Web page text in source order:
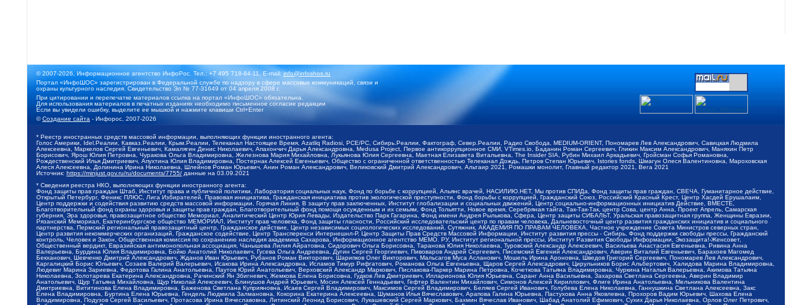
© 2007-2026, Информационное агентство ИнфоРос. Тел.: +7 495 718-84-11, E-mail:info@infoshos.ru
Портал «ИнфоШОС» зарегистрирован в Федеральной службе по надзору в сфере массовых коммуникаций, связи и
охраны культурного наследия. Свидетельство Эл № 77-31649 от 04 апреля 2008 г.
При цитировании и перепечатке материалов ссылка на портал «ИнфоШОС» обязательна.
Для использования материалов в печатных изданиях необходимо письменное согласие редакции
Если вы увидели ошибку, выделите ее мышкой и нажмите клавиши Ctrl+Enter
©Создание сайта - Инфорос, 2007-2026
* Реестр иностранных средств массовой информации, выполняющих функции иностранного агента:
Голос Америки, Idel.Реалии, Кавказ.Реалии, Крым.Реалии, Телеканал Настоящее Время, Azatliq Radiosi, PCE/PC, Сибирь.Реалии, Фактограф, Север.Реалии, Радио Свобода, MEDIUM-ORIENT, Пономарев Лев Александрович, Савицкая Людмила
Алексеевна, Маркелов Сергей Евгеньевич, Камалягин Денис Николаевич, Апахончич Дарья Александровна, Medusa Project, Первое антикоррупционное СМИ, VTimes.io, Баданин Роман Сергеевич, Гликин Максим Александрович, Маняхин Петр
Борисович, Ярош Юлия Петровна, Чуракова Ольга Владимировна, Железнова Мария Михайловна, Лукьянова Юлия Сергеевна, Маетная Елизавета Витальевна, The Insider SIA, Рубин Михаил Аркадьевич, Гройсман Софья Романовна,
Рождественский Илья Дмитриевич, Апухтина Юлия Владимировна, Постернак Алексей Евгеньевич, Общество с ограниченной ответственностью Телеканал Дождь, Петров Степан Юрьевич, Istories fonds, Шмагун Олеся Валентиновна, Мароховская
Алеся Алексеевна, Долинина Ирина Николаевна, Шлейнов Роман Юрьевич, Анин Роман Александрович, Великовский Дмитрий Александрович, Альтаир 2021, Ромашки монолит, Главный редактор 2021, Вега 2021
Источник: https://minjust.gov.ru/ru/documents/7755/ данные на 03.09.2021
* Сведения реестра НКО, выполняющих функции иностранного агента:
Фонд защиты прав граждан Штаб, Институт права и публичной политики, Лаборатория социальных наук, Фонд по борьбе с коррупцией, Альянс врачей, НАСИЛИЮ.НЕТ, Мы против СПИДа, Фонд защиты прав граждан, СВЕЧА, Гуманитарное действие,
Открытый Петербург, Феникс ПЛЮС, Лига Избирателей, Правовая инициатива, Гражданская инициатива против экологической преступности, Фонд борьбы с коррупцией, Гражданский Союз, Российский Красный Крест, Центр Хасдей Ерушалаим,
Центр поддержки и содействия развитию средств массовой информации, Горячая Линия, В защиту прав заключенных, Институт глобализации и социальных движений, Центр социально-информационных инициатив Действие, ВМЕСТЕ,
Благотворительный фонд охраны здоровья и защиты прав граждан, Благотворительный фонд помощи осужденным и их семьям, Фонд Тольятти, Новое время, Серебряная тайга, Так-Так-Так, центр Сова, центр Анна, Проект Апрель, Самарская
губерния, Эра здоровья, правозащитное общество Мемориал, Аналитический Центр Юрия Левады, Издательство Парк Гагарина, Фонд имени Андрея Рылькова, Сфера, Центр защиты СИБАЛЬТ, Уральская правозащитная группа, Женщины Евразии,
Рязанский Мемориал, Екатеринбургское общество МЕМОРИАЛ, Институт прав человека, Фонд защиты гласности, Российский исследовательский центр по правам человека, Дальневосточный центр развития гражданских инициатив и социального
партнерства, Пермский региональный правозащитный центр, Гражданское действие, Центр независимых социологических исследований, Сутяжник, АКАДЕМИЯ ПО ПРАВАМ ЧЕЛОВЕКА, Частное учреждение Совета Министров северных стран,
Центр развития некоммерческих организаций, Гражданское содействие, Центр Трансперенси Интернешнл-Р, Центр Защиты Прав Средств Массовой Информации, Институт развития прессы - Сибирь, Фонд поддержки свободы прессы, Гражданский
контроль, Человек и Закон, Общественная комиссия по сохранению наследия академика Сахарова, Информационное агентство МЕМО. РУ, Институт региональной прессы, Институт Развития Свободы Информации, Экозащита!-Женсовет,
Общественный вердикт, Евразийская антимонопольная ассоциация, Чанышева Лилия Айратовна, Сидорович Ольга Борисовна, Таранова Юлия Николаевна, Туровский Александр Алексеевич, Васильева Анастасия Евгеньевна, Ривина Анна
Валерьевна, Бурдина Юлия Владимировна, Бойко Анатолий Николаевич, Гусева Ольга Андреевна, Дугин Сергей Георгиевич, Пивоваров Андрей Сергеевич, Писемский Евгений Александрович, Аверин Виталий Евгеньевич, Барахоев Магомед
Бекханович, Шевченко Дмитрий Александрович, Жданов Иван Юрьевич, Рубанов Роман Викторович, Шарипков Олег Викторович, Мальсагов Муса Асланович, Мошель Ирина Ароновна, Шведов Григорий Сергеевич, Пономарев Лев Александрович,
Каргалицкий Борис Юльевич, Созаев Валерий Валерьевич, Исакова Ирина Александровна, Исламов Тимур Рифгатович, Романова Ольга Евгеньевна, Щаров Сергей Алексадрович, Цирульников Борис Альбертович, Халидова Марина Владимировна,
Людевиг Марина Зариевна, Федотова Галина Анатольевна, Паутов Юрий Анатольевич, Верховский Александр Маркович, Пислакова-Паркер Марина Петровна, Кочеткова Татьяна Владимировна, Чуркина Наталья Валерьевна, Акимова Татьяна
Николаевна, Золотарева Екатерина Александровна, Рачинский Ян Збигневич, Жемкова Елена Борисовна, Гудков Лев Дмитриевич, Илларионова Юлия Юрьевна, Саранг Анна Васильевна, Захарова Светлана Сергеевна, Аверин Владимир
Анатольевич, Щур Татьяна Михайловна, Щур Николай Алексеевич, Блинушов Андрей Юрьевич, Мосин Алексей Геннадьевич, Гефтер Валентин Михайлович, Симонов Алексей Кириллович, Флиге Ирина Анатольевна, Мельникова Валентина
Дмитриевна, Вититинова Елена Владимировна, Баженова Светлана Куприяновна, Исаев Сергей Владимирович, Максимов Сергей Владимирович, Беляев Сергей Иванович, Голубева Елена Николаевна, Ганнушкина Светлана Алексеевна, Закс
Елена Владимировна, Буртина Елена Юрьевна, Гендель Людмила Залмановна, Кокорина Екатерина Алексеевна, Шуманов Илья Вячеславович, Арапова Галина Юрьевна, Пастухова Анна Яковлевна, Прохоров Вадим Юрьевич, Шахова Елена
Владимировна, Подузов Сергей Васильевич, Протасова Ирина Вячеславовна, Литинский Леонид Борисович, Лукашевский Сергей Маркович, Бахмин Вячеслав Иванович, Шабад Анатолий Ефимович, Сухих Дарья Николаевна, Орлов Олег Петрович,